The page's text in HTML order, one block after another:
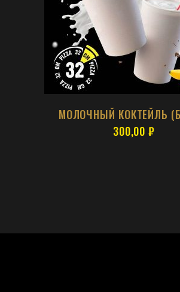
МОЛОЧНЫЙ КОКТЕЙЛЬ
300,00₽